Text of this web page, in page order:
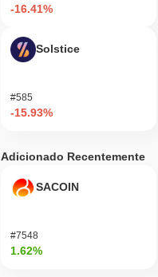
-16.41%
Solstice
#585
-15.93%
Adicionado Recentemente
SACOIN
#7548
1.62%